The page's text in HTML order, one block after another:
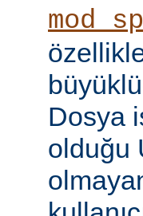
Dosya
olduğu